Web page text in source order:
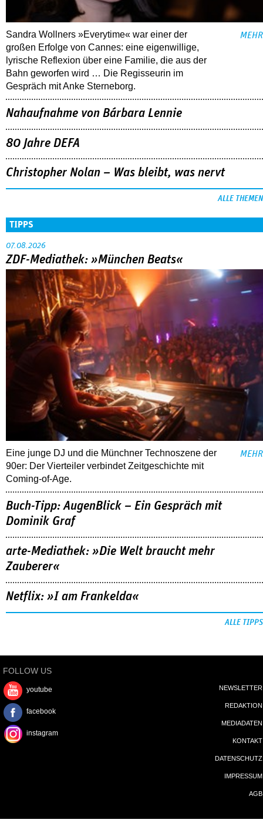
Sandra Wollners »Everytime« war einer der
großen Erfolge von Cannes: eine eigenwillige,
lyrische Reflexion über eine ­Familie, die aus der
Bahn geworfen wird … Die Regisseurin im
Gespräch mit Anke Sterneborg.
MEHR
Nahaufnahme von Bárbara Lennie
80 Jahre DEFA
Christopher Nolan – Was bleibt, was nervt
ALLE THEMEN
TIPPS
07.08.2026
ZDF-Mediathek: »München Beats«
Eine junge DJ und die Münchner Technoszene der
90er: Der Vierteiler verbindet Zeitgeschichte mit
Coming-of-Age.
MEHR
Buch-Tipp: AugenBlick – Ein Gespräch mit
Dominik Graf
arte-Mediathek: »Die Welt braucht mehr
Zauberer«
Netflix: »I am Frankelda«
ALLE TIPPS
FOLLOW US
youtube
facebook
instagram
NEWSLETTER
REDAKTION
MEDIADATEN
KONTAKT
DATENSCHUTZ
IMPRESSUM
AGB